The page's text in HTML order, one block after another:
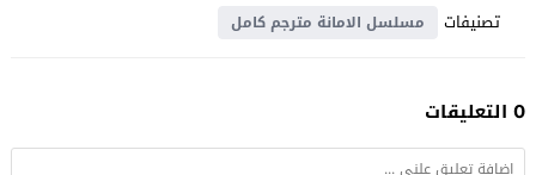
تصنيفات مسلسل الامانة مترجم كامل
0 التعليقات